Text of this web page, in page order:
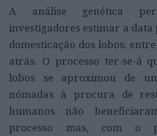
A análise genética
investigadores estimar a
domesticação dos lobos:
atrás. O processo ter-se-á
lobos se aproximou de
nómadas à procura de
humanos não
processo mas, com o